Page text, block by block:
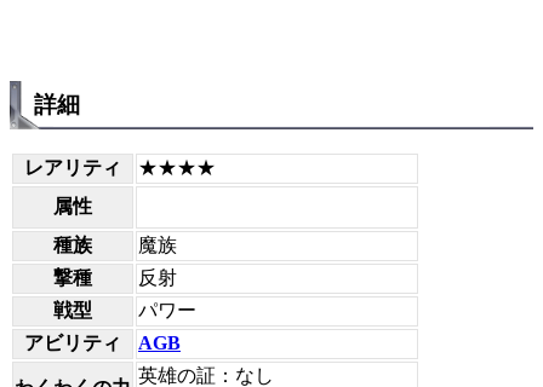
詳細
レアリティ
★★★★
属性
種族
魔族
撃種
反射
戦型
パワー
アビリティ
AGB
英雄の証：なし